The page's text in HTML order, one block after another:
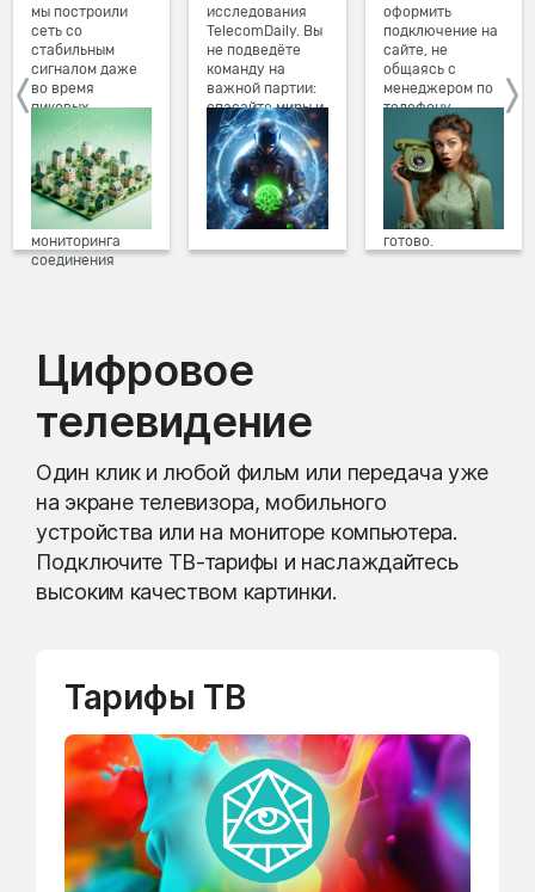
мы построили
сеть со
стабильным
сигналом даже
во время
пиковых
нагрузок в
вечернее время.
Мы постоянно
обновляем наше
оборудование в
домах, а система
мониторинга
соединения
исследования
TelecomDaily. Вы
не подведёте
команду на
важной партии:
спасайте миры и
побеждайте с
друзьями в
онлайн-играх.
оформить
подключение на
сайте, не
общаясь с
менеджером по
телефону.
Просто в три
клика заполните
форму заявки на
сайте, выберите
дату и время
подключения,
готово.
Цифровое
телевидение
Один клик и любой фильм или передача уже
на экране телевизора, мобильного
устройства или на мониторе компьютера.
Подключите ТВ-тарифы и наслаждайтесь
высоким качеством картинки.
Тарифы ТВ